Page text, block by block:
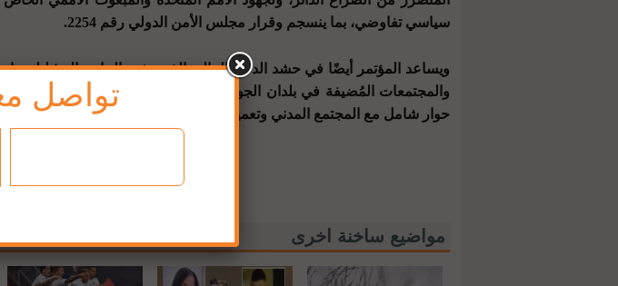
سياسي تفاوضي، بما ينسجم وقرار مجلس الأمن الدولي رقم 2254.
ويساعد المؤتمر أيضًا في حشد الدعم المالي الذي تشتد الحاجة إليه؛ لتلبية
والمجتمعات المُضيفة في بلدان الجوار، وإبقاء سوريا على رأس جدول أعمال
حوار شامل مع المجتمع المدني وتعميقه.
مواضيع ساخنة اخرى
تواصل